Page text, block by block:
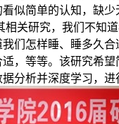
似简单的认知，缺
相关研究，我们不知
们怎样睡、睡多久
，等等。该研究希
分析并深度学习，进